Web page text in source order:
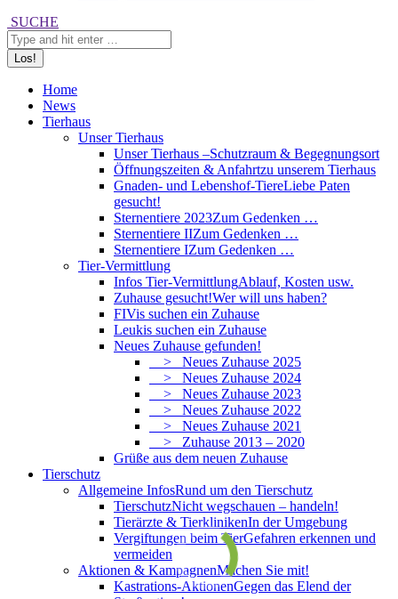
Search:
SUCHE
Home
News
Tierhaus
Unser Tierhaus
Unser Tierhaus –Schutzraum & Begegnungsort
Öffnungszeiten & Anfahrtzu unserem Tierhaus
Gnaden- und Lebenshof-TiereLiebe Paten
gesucht!
Sternentiere 2023Zum Gedenken …
Sternentiere IIZum Gedenken …
Sternentiere IZum Gedenken …
Tier-Vermittlung
Infos Tier-VermittlungAblauf, Kosten usw.
Zuhause gesucht!Wer will uns haben?
FIVis suchen ein Zuhause
Leukis suchen ein Zuhause
Neues Zuhause gefunden!
> Neues Zuhause 2025
> Neues Zuhause 2024
> Neues Zuhause 2023
> Neues Zuhause 2022
> Neues Zuhause 2021
> Zuhause 2013 – 2020
Grüße aus dem neuen Zuhause
Tierschutz
Allgemeine InfosRund um den Tierschutz
TierschutzNicht wegschauen – handeln!
Tierärzte & TierklinikenIn der Umgebung
Vergiftungen beim TierGefahren erkennen und
vermeiden
Aktionen & KampagnenMachen Sie mit!
Kastrations-AktionenGegen das Elend der